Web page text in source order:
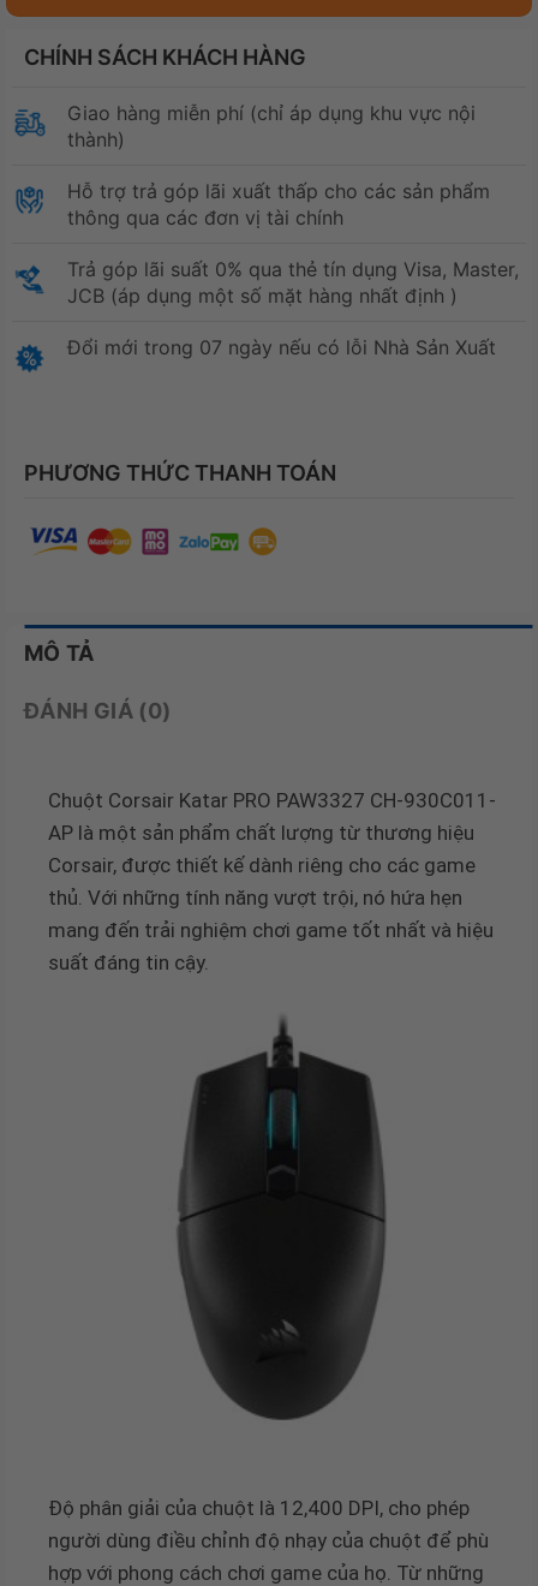
CHÍNH SÁCH KHÁCH HÀNG
Giao hàng miễn phí (chỉ áp dụng khu vực nội
thành)
Hỗ trợ trả góp lãi xuất thấp cho các sản phẩm
thông qua các đơn vị tài chính
Trả góp lãi suất 0% qua thẻ tín dụng Visa, Master,
JCB (áp dụng một số mặt hàng nhất định )
Đổi mới trong 07 ngày nếu có lỗi Nhà Sản Xuất
PHƯƠNG THỨC THANH TOÁN
MÔ TẢ
ĐÁNH GIÁ (0)
Chuột Corsair Katar PRO PAW3327 CH-930C011-
AP là một sản phẩm chất lượng từ thương hiệu
Corsair, được thiết kế dành riêng cho các game
thủ. Với những tính năng vượt trội, nó hứa hẹn
mang đến trải nghiệm chơi game tốt nhất và hiệu
suất đáng tin cậy.
Độ phân giải của chuột là 12,400 DPI, cho phép
người dùng điều chỉnh độ nhạy của chuột để phù
hợp với phong cách chơi game của họ. Từ những